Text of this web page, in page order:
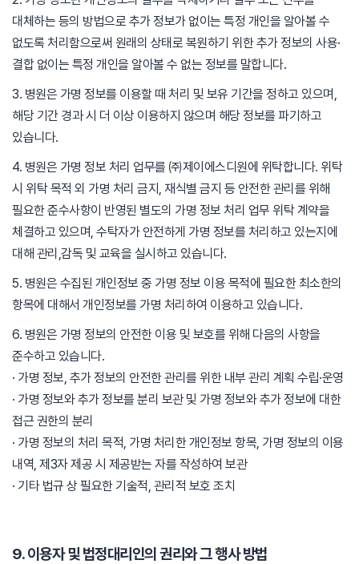
대체하는 등의 방법으로 추가 정보가 없이는 특정 개인을 알아볼 수
없도록 처리함으로써 원래의 상태로 복원하기 위한 추가 정보의 사용·
결합 없이는 특정 개인을 알아볼 수 없는 정보를 말합니다.
3. 병원은 가명 정보를 이용할 때 처리 및 보유 기간을 정하고 있으며,
해당 기간 경과 시 더 이상 이용하지 않으며 해당 정보를 파기하고
있습니다.
4. 병원은 가명 정보 처리 업무를 ㈜제이에스디원에 위탁합니다. 위탁
시 위탁 목적 외 가명 처리 금지, 재식별 금지 등 안전한 관리를 위해
필요한 준수사항이 반영된 별도의 가명 정보 처리 업무 위탁 계약을
체결하고 있으며, 수탁자가 안전하게 가명 정보를 처리하고 있는지에
대해 관리,감독 및 교육을 실시하고 있습니다.
5. 병원은 수집된 개인정보 중 가명 정보 이용 목적에 필요한 최소한의
항목에 대해서 개인정보를 가명 처리하여 이용하고 있습니다.
6. 병원은 가명 정보의 안전한 이용 및 보호를 위해 다음의 사항을
준수하고 있습니다.
· 가명 정보, 추가 정보의 안전한 관리를 위한 내부 관리 계획 수립·운영
· 가명 정보와 추가 정보를 분리 보관 및 가명 정보와 추가 정보에 대한
접근 권한의 분리
· 가명 정보의 처리 목적, 가명 처리한 개인정보 항목, 가명 정보의 이용
내역, 제3자 제공 시 제공받는 자를 작성하여 보관
· 기타 법규 상 필요한 기술적, 관리적 보호 조치
9. 이용자 및 법정대리인의 권리와 그 행사 방법